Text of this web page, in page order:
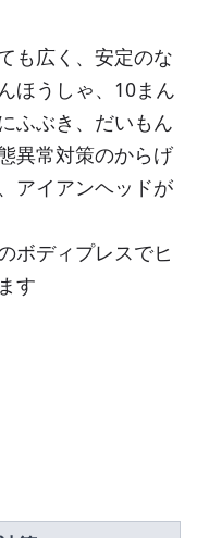
も広く、安定のな
ほうしゃ、10まん
ふぶき、だいもん
異常対策のからげ
アイアンヘッドが
ボディプレスでヒ
す